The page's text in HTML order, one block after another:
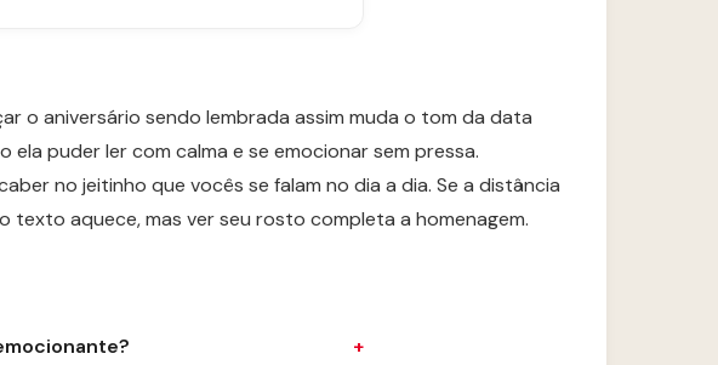
o aniversário sendo lembrada assim muda o tom da data
puder ler com calma e se emocionar sem pressa.
no jeitinho que vocês se falam no dia a dia. Se a distância
aquece, mas ver seu rosto completa a homenagem.